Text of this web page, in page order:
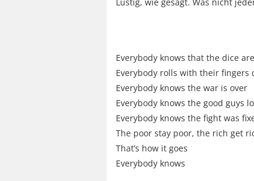
Everybody knows that the dice
Everybody rolls with their fingers
Everybody knows the war is over
Everybody knows the good guys
Everybody knows the fight was
The poor stay poor, the rich get
That’s how it goes
Everybody knows